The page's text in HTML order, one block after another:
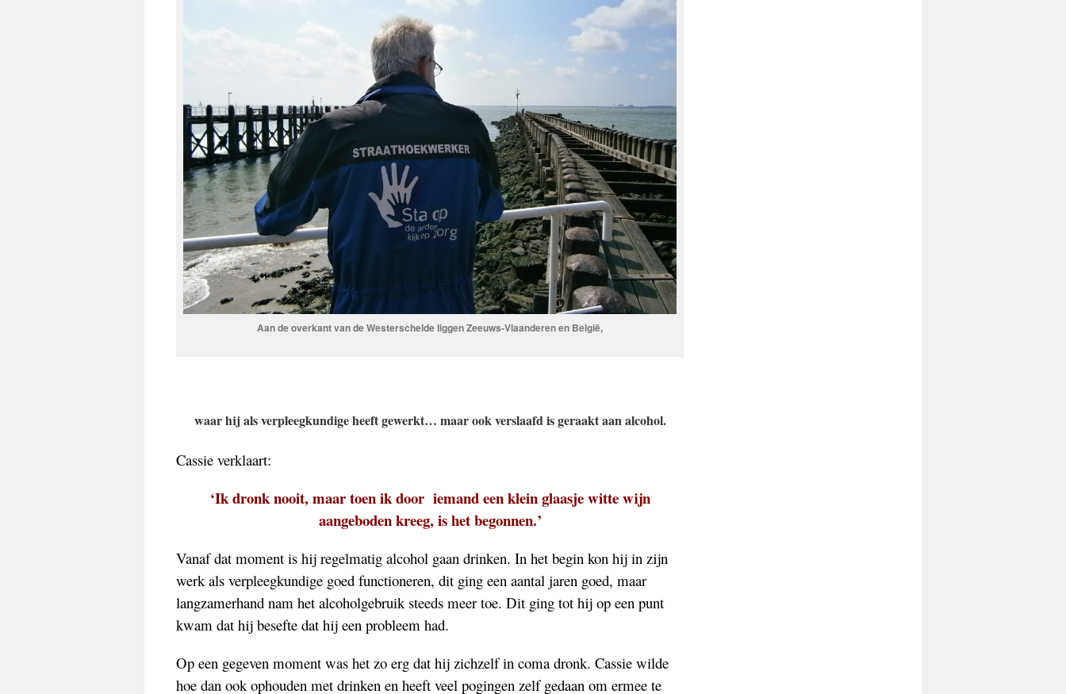
Aan de overkant van de Westerschelde liggen Zeeuws-Vlaanderen en België,
waar hij als verpleegkundige heeft gewerkt… maar ook verslaafd is geraakt aan alcohol.
Cassie verklaart:
‘Ik dronk nooit, maar toen ik door iemand een klein glaasje witte wijn
aangeboden kreeg, is het begonnen.’
Vanaf dat moment is hij regelmatig alcohol gaan drinken. In het begin kon hij in zijn
werk als verpleegkundige goed functioneren, dit ging een aantal jaren goed, maar
langzamerhand nam het alcoholgebruik steeds meer toe. Dit ging tot hij op een punt
kwam dat hij besefte dat hij een probleem had.
Op een gegeven moment was het zo erg dat hij zichzelf in coma dronk. Cassie wilde
hoe dan ook ophouden met drinken en heeft veel pogingen zelf gedaan om ermee te